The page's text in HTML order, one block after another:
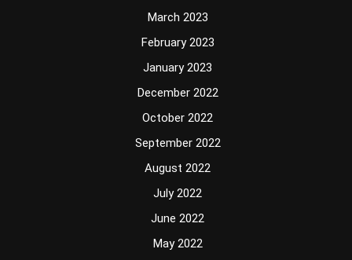
March 2023
February 2023
January 2023
December 2022
October 2022
September 2022
August 2022
July 2022
June 2022
May 2022